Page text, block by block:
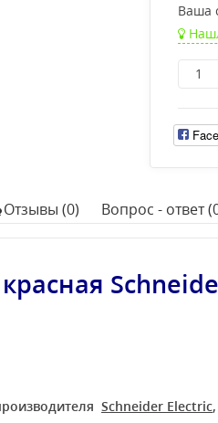
Ваша
Отзывы (0) Вопрос - ответ
Schneider Electric